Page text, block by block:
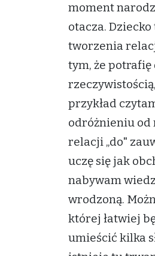
moment
otacza.
tworzenia
tym, że
przykład
odróżnieniu od
relacji „do"
uczę się jak
nabywam
wrodzoną.
której łatwiej
umieścić kilka